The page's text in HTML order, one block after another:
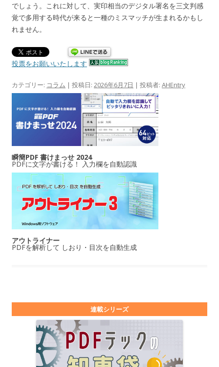
でしょう。これに対して、実印相当のデジタル署名を三文判感
覚で多用する時代が来ると一種のミスマッチが生まれるかもし
れません。
投票をお願いいたします
カテゴリー: コラム | 投稿日: 2026年6月7日 | 投稿者: AHEntry
瞬簡PDF 書けまっせ 2024
PDFに文字が書ける！ 入力欄を自動認識
アウトライナー
PDFを解析して しおり・目次を自動生成
連載シリーズ